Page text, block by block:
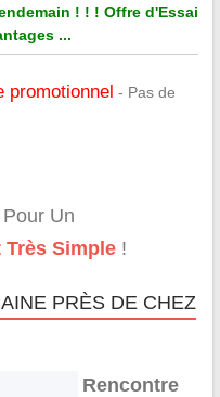
! ! ! Offre d'Essai
...
promotionnel - Pas de
Un
Très Simple!
PRÈS DE CHEZ
Rencontre